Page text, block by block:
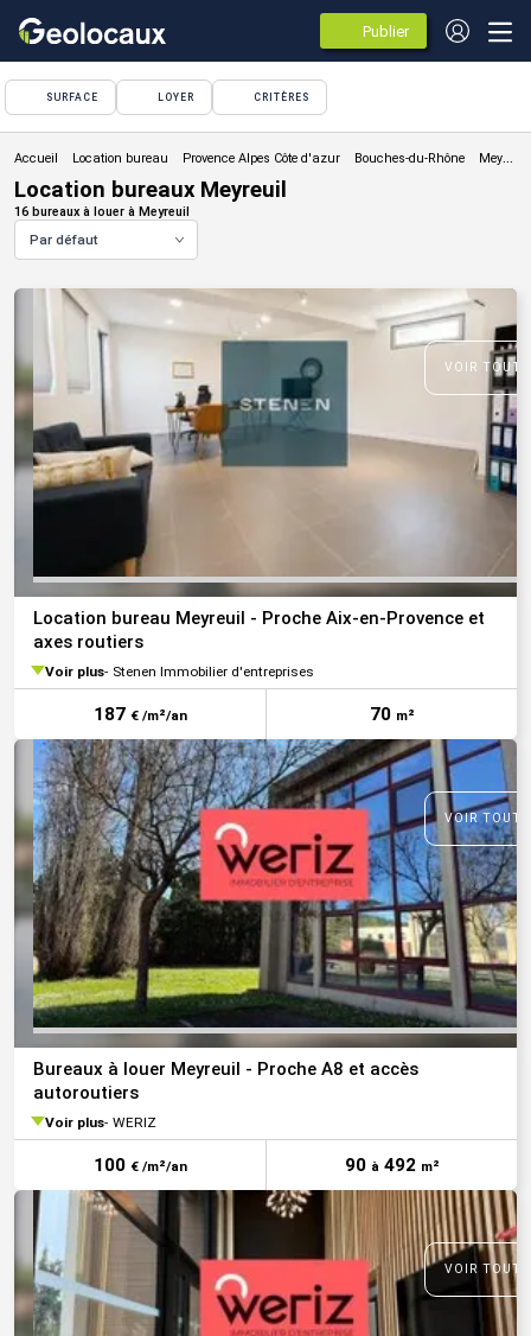
Publier
des
annonces
SURFACE LOYER CRITÈRES
Location bureau
Location bureaux Meyreuil
16 bureaux à louer à Meyreuil
Par défaut
VOIR
Location bureau Meyreuil - Proche Aix-en-Provence et
axes routiers
Voir plus Stenen Immobilier d'entreprises
187 € /m²/an 70 m²
VOIR
Bureaux à louer Meyreuil - Proche A8 et accès
autoroutiers
Voir plus WERIZ
100 € /m²/an 90 à492 m²
VOIR